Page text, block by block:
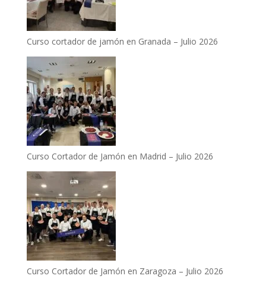
Curso cortador de jamón en Granada – Julio 2026
Curso Cortador de Jamón en Madrid – Julio 2026
Curso Cortador de Jamón en Zaragoza – Julio 2026